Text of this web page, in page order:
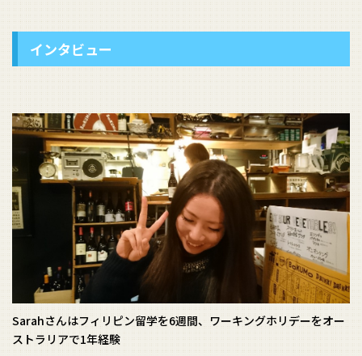
インタビュー
Sarahさんはフィリピン留学を6週間、ワーキングホリデーをオー
ストラリアで1年経験